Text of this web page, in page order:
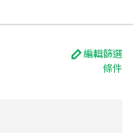
編輯篩選
條件